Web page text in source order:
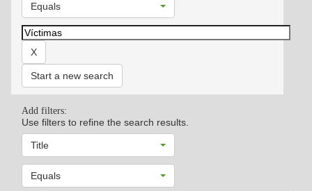
Equals
Start a new search
Add filters:
Use filters to refine the search results.
Title
Equals